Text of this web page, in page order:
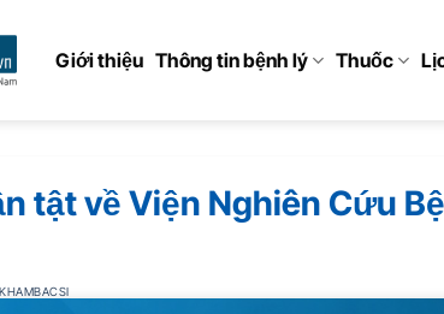
Giới thiệu Thông tin bệnh lý Thuốc
tật về Viện Nghiên Cứu